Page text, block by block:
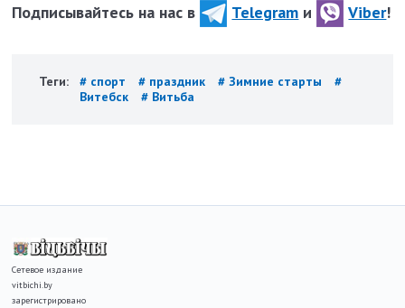
Подписывайтесь на нас в Telegram и Viber!
Теги: # спорт # праздник # Зимние старты
#
Витебск
# Витьба
Сетевое издание
vitbichi.by
зарегистрировано